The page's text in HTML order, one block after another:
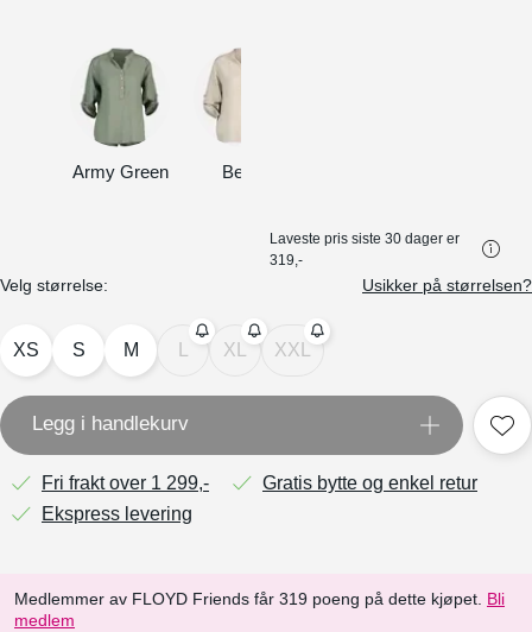
Laveste pris siste 30 dager er
319,-
Army Green Beige
Velg størrelse: Usikker på størrelsen?
XS S M XL XXL
Legg i handlekurv
Fri frakt over 1 299,-
Gratis bytte og enkel retur
Ekspress levering
Medlemmer av FLOYD Friends får 319 poeng på dette kjøpet. Bli
medlem